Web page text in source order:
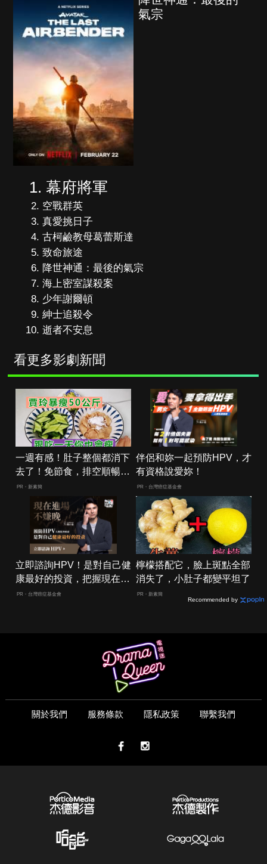
幕府將軍
空戰群英
真愛挑日子
古柯鹼教母葛蕾斯達
致命旅途
降世神通：最後的氣宗
海上密室謀殺案
少年謝爾頓
紳士追殺令
逝者不安息
看更多影劇新聞
一週有感！肚子整個都消下
去了！免節食，排空順暢就
夠
PR・新素簡
伴侶和妳一起預防HPV，才
有資格說愛妳！
PR・台灣癌症基金會
立即諮詢HPV！是對自己健
康最好的投資，把握現在不
嫌晚！
PR・台灣癌症基金會
檸檬搭配它，臉上斑點全部
消失了，小肚子都變平坦了
PR・新素簡
Recommended by
關於我們 服務條款 隱私政策 聯繫我們